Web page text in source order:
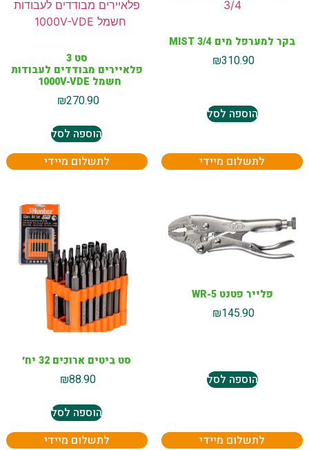
בקר למערפל מים MIST 3/4
₪310.90
הוספה לסל
לתשלום מיידי
סט 3
פלאיירים מבודדים לעבודות
חשמל 1000V-VDE
₪270.90
הוספה לסל
לתשלום מיידי
פלייר פטנט 5-WR
₪145.90
הוספה לסל
לתשלום מיידי
סט ביטים ארוכים 32 יח׳
₪88.90
הוספה לסל
לתשלום מיידי